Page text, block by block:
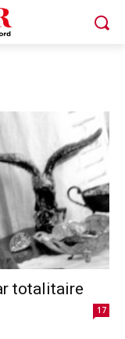
totalitaire
17